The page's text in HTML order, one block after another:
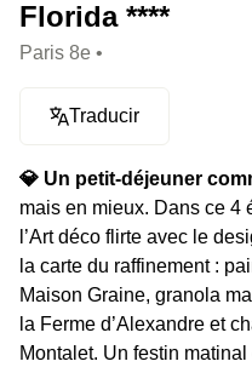
Florida ****
Paris 8e •
Traducir
💎 Un petit-déjeuner
mais en mieux. Dans ce 4
l’Art déco flirte avec le
la carte du raffinement :
Maison Graine, granola
la Ferme d’Alexandre et
Montalet. Un festin